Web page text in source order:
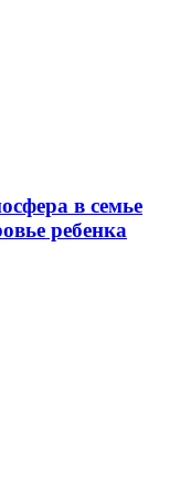
в семье
ребенка